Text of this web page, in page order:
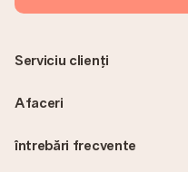
întrebări frecvente
Serviciu clienți
Afaceri